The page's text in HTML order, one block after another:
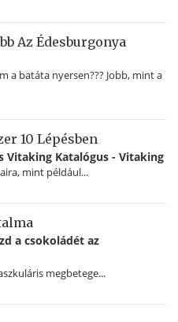
Az Édesburgonya
a batáta nyersen??? Jobb, mint a
10 Lépésben
Vitaking Katalógus - Vitaking
mint például...
a csokoládét az
megbetege...